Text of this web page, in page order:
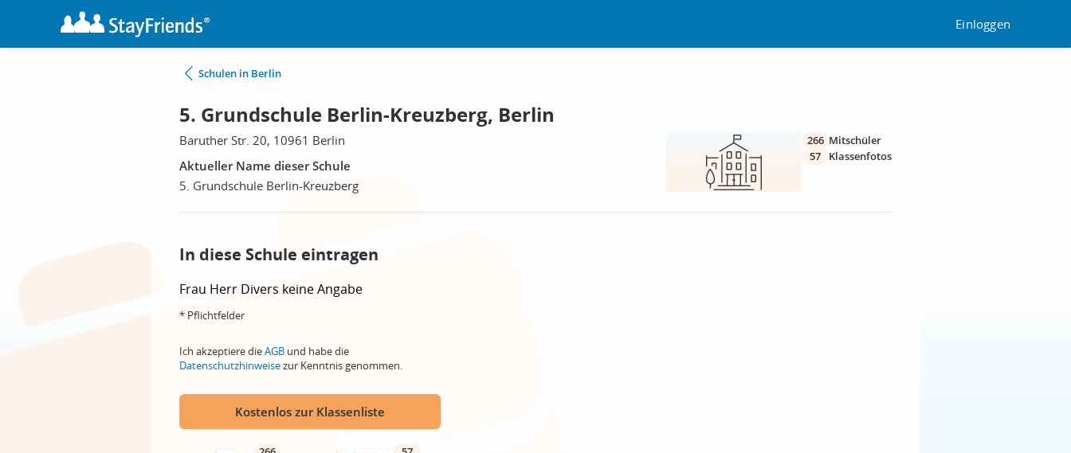
Einloggen
Schulen in Berlin
5. Grundschule Berlin-Kreuzberg, Berlin
Baruther Str. 20, 10961 Berlin
Aktueller Name dieser Schule
5. Grundschule Berlin-Kreuzberg
266 Mitschüler
57
Klassenfotos
In diese Schule eintragen
Frau Herr Divers keine Angabe
* Pflichtfelder
Ich akzeptiere dieAGB und habe die
Datenschutzhinweisezur Kenntnis genommen.
Kostenlos zur Klassenliste